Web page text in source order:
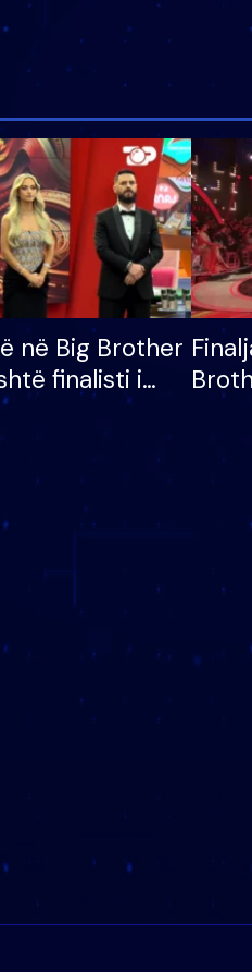
në Big Brother
finalisti i
shtëpinë
të